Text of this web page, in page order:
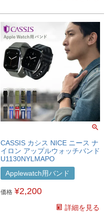
CASSIS カシス NICE ニース ナ
イロン アップルウォッチバンド
U1130NYLMAPO
Applewatch用バンド
価格 ¥2,200
詳細を見る